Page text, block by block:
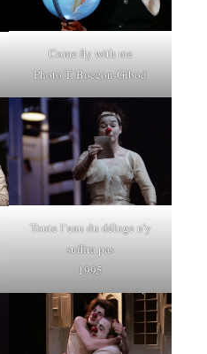
Come fly with me
Photo T. Boccon-Gibod
Toute l’eau du déluge n’y
suffira pas
1995